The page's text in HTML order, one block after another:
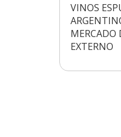
VINOS
MERCADO
EXTERNO